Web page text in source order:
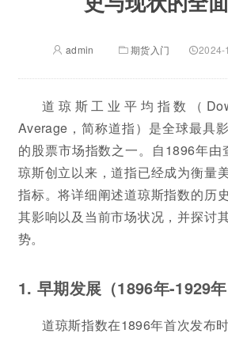
admin 期货入门 2024-
道琼斯工业平均指数（
Average，简称道指）是全球最具
的股票市场指数之一。自1896年由
琼斯创立以来，道指已经成为衡量
指标。将详细阐述道琼斯指数的历
其影响以及当前市场状况，并探讨
势。
1. 早期发展（1896年-1929年
道琼斯指数在1896年首次发布